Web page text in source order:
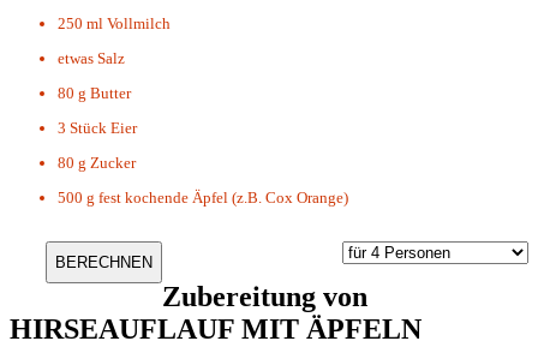
250 ml Vollmilch
etwas Salz
80 g Butter
3 Stück Eier
80 g Zucker
500 g fest kochende Äpfel (z.B. Cox Orange)
Zubereitung von
HIRSEAUFLAUF MIT ÄPFELN